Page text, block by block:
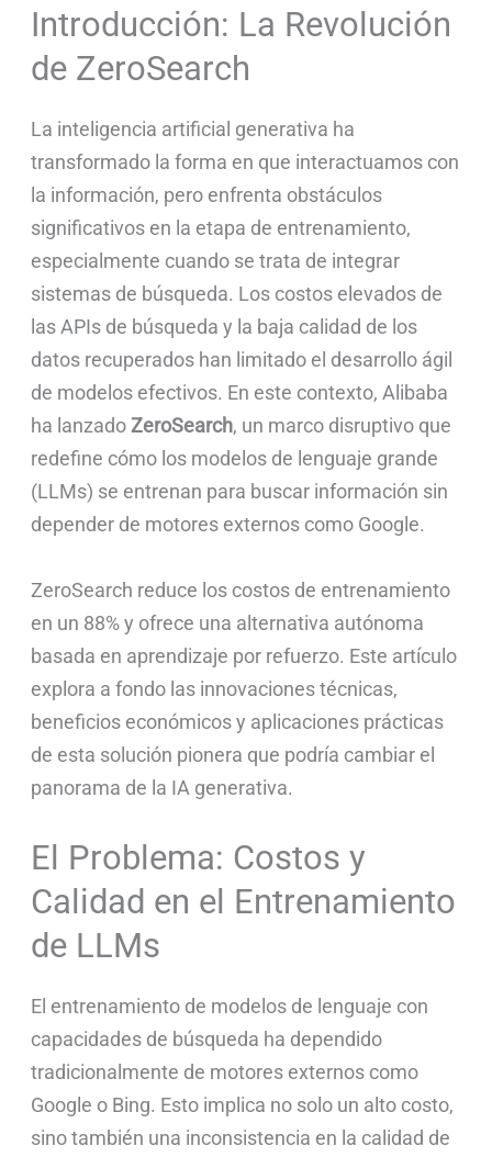
Introducción: La Revolución
de ZeroSearch
La inteligencia artificial generativa ha
transformado la forma en que interactuamos con
la información, pero enfrenta obstáculos
significativos en la etapa de entrenamiento,
especialmente cuando se trata de integrar
sistemas de búsqueda. Los costos elevados de
las APIs de búsqueda y la baja calidad de los
datos recuperados han limitado el desarrollo ágil
de modelos efectivos. En este contexto, Alibaba
ha lanzadoZeroSearch, un marco disruptivo que
redefine cómo los modelos de lenguaje grande
(LLMs) se entrenan para buscar información sin
depender de motores externos como Google.
ZeroSearch reduce los costos de entrenamiento
en un 88% y ofrece una alternativa autónoma
basada en aprendizaje por refuerzo. Este artículo
explora a fondo las innovaciones técnicas,
beneficios económicos y aplicaciones prácticas
de esta solución pionera que podría cambiar el
panorama de la IA generativa.
El Problema: Costos y
Calidad en el Entrenamiento
de LLMs
El entrenamiento de modelos de lenguaje con
capacidades de búsqueda ha dependido
tradicionalmente de motores externos como
Google o Bing. Esto implica no solo un alto costo,
sino también una inconsistencia en la calidad de